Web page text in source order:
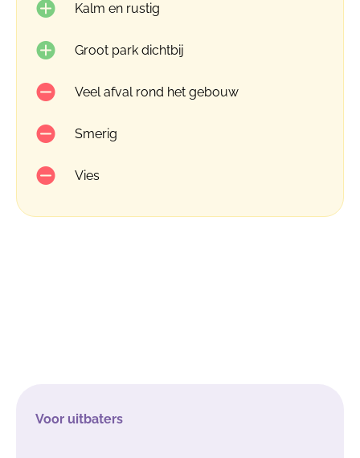
Kalm en rustig
Groot park dichtbij
Veel afval rond het gebouw
Smerig
Vies
Voor uitbaters